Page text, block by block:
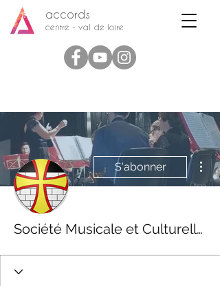
accords
centre - val de loire
S'abonner
Société Musicale et Culturelle de Bourré